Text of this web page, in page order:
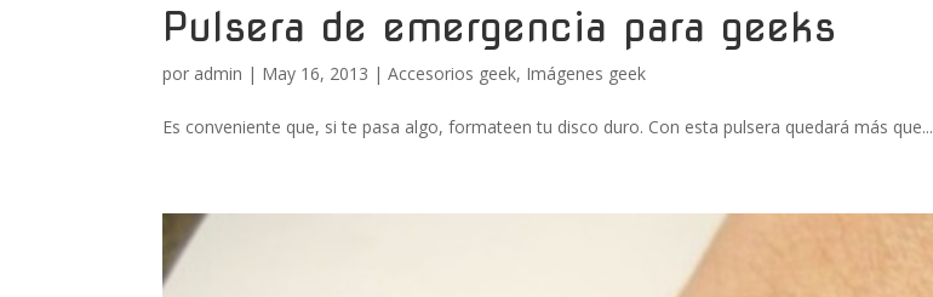
Pulsera de emergencia para geeks
por admin | May 16, 2013 |Accesorios geek, Imágenes geek
Es conveniente que, si te pasa algo, formateen tu disco duro. Con esta pulsera quedará más que...